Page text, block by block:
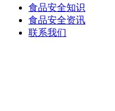
食品安全知识
食品安全资讯
联系我们